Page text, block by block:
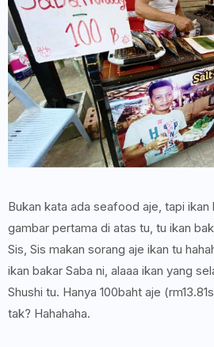
Bukan kata ada seafood aje, tapi
gambar pertama di atas tu, tu ikan
Sis, Sis makan sorang aje ikan tu
ikan bakar Saba ni, alaaa ikan yang
Shushi tu. Hanya 100baht aje
tak? Hahahaha.